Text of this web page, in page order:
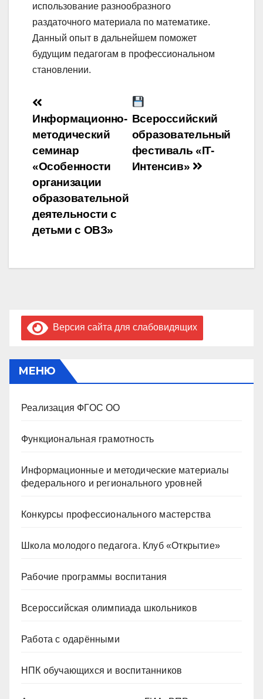
использование разнообразного
раздаточного материала по математике.
Данный опыт в дальнейшем поможет
будущим педагогам в профессиональном
становлении.
Навигация
по
записям
Всероссийский
образовательный
фестиваль «IT-
Интенсив»
Информационно-
методический
семинар
«Особенности
организации
образовательной
деятельности с
детьми с ОВЗ»
Версия сайта для слабовидящих
МЕНЮ
Реализация ФГОС ОО
Функциональная грамотность
Информационные и методические материалы
федерального и регионального уровней
Конкурсы профессионального мастерства
Школа молодого педагога. Клуб «Открытие»
Рабочие программы воспитания
Всероссийская олимпиада школьников
Работа с одарёнными
НПК обучающихся и воспитанников